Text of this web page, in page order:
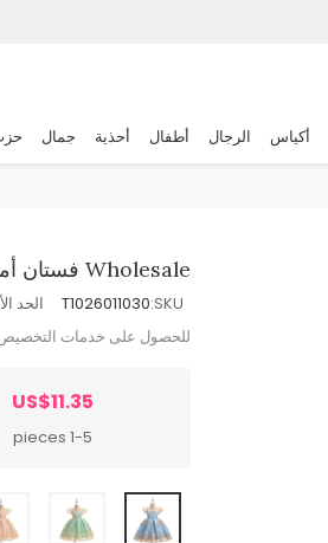
أكياس الرجال أطفال أحذية جمال
Wholesale فستان أميرة للأطفال بناتي أنيق مطرز بالترتر بشبكة وأكمام منفوشة
SKU:
T1026011030 الحد
للحصول على خدمات التخصيص
US$11.35
1-5 pieces